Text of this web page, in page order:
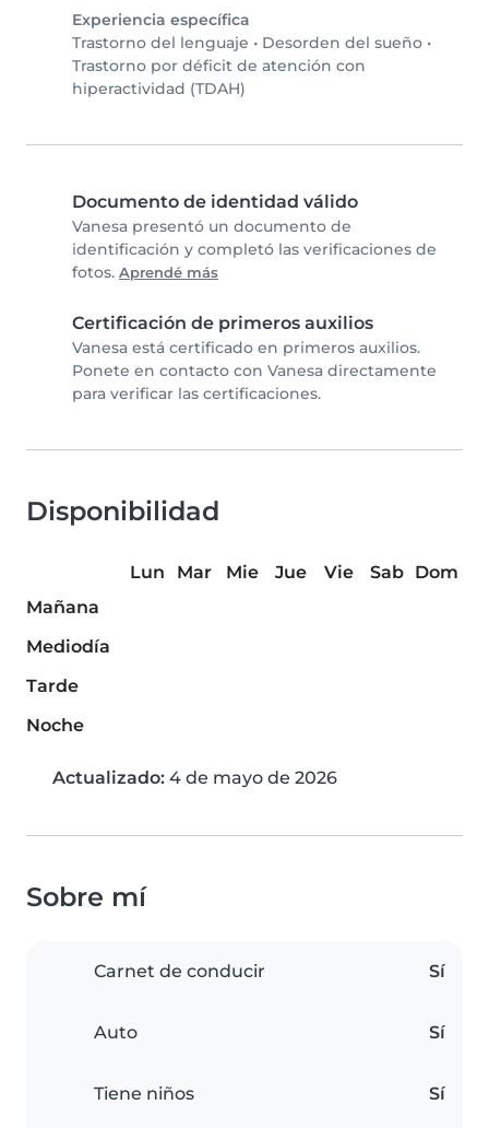
Experiencia específica
Trastorno del lenguaje • Desorden del sueño •
Trastorno por déficit de atención con
hiperactividad (TDAH)
Documento de identidad válido
Vanesa presentó un documento de
identificación y completó las verificaciones de
fotos. Aprendé más
Certificación de primeros auxilios
Vanesa está certificado en primeros auxilios.
Ponete en contacto con Vanesa directamente
para verificar las certificaciones.
Disponibilidad
Lun Mar Mie Jue Vie Sab
Dom
Mañana
Mediodía
Tarde
Noche
Actualizado: 4 de mayo de 2026
Sobre mí
Carnet de conducir Sí
Auto Sí
Tiene niños Sí